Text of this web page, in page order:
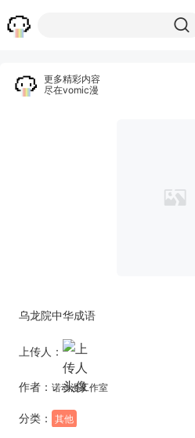
更多精彩内容
尽在vomic漫
乌龙院中华成语
上传人：
作者： 诺动漫工作室
分类： 其他